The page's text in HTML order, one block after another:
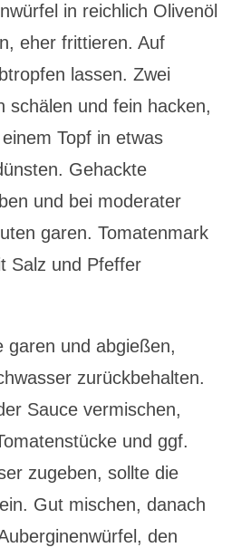
in reichlich Olivenöl
eher frittieren. Auf
lassen. Zwei
schälen und fein hacken,
Topf in etwas
Gehackte
und bei moderater
garen. Tomatenmark
Salz und Pfeffer
und abgießen,
zurückbehalten.
Sauce vermischen,
und ggf.
zugeben, sollte die
Gut mischen, danach
den